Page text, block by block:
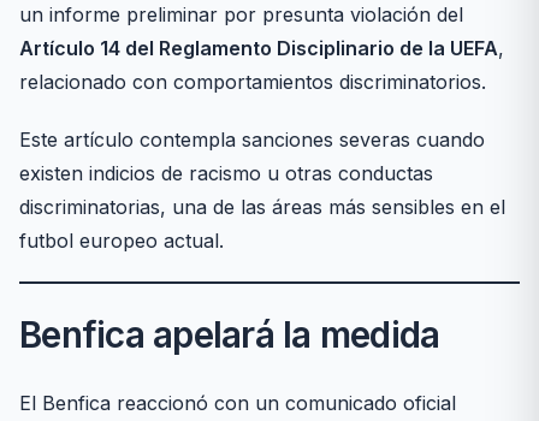
un informe preliminar por presunta violación del
Artículo 14 del Reglamento Disciplinario de la UEFA,
relacionado con comportamientos discriminatorios.
Este artículo contempla sanciones severas cuando
existen indicios de racismo u otras conductas
discriminatorias, una de las áreas más sensibles en el
futbol europeo actual.
Benfica apelará la medida
El Benfica reaccionó con un comunicado oficial